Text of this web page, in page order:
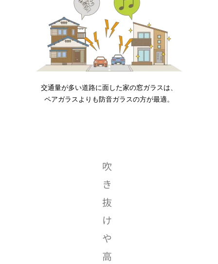
交通量が多い道路に面した家の窓ガラスは、
ペアガラスよりも防音ガラスの方が最適。
吹
き
抜
け
や
高